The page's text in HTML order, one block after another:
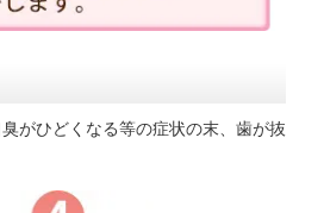
がひどくなる等の症状の末、歯が抜